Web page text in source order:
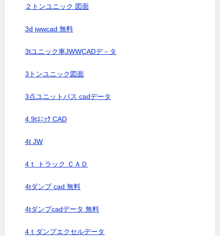
２トンユニック 図面
3d jwwcad 無料
3tユニック車JWWCADデ－タ
3トンユニック図面
3点ユニットバス cadデータ
4.9tﾕﾆｯｸ CAD
4t JW
4ｔ トラック ＣＡＤ
4tダンプ cad 無料
4tダンプcadデータ 無料
4ｔダンプエクセルデータ